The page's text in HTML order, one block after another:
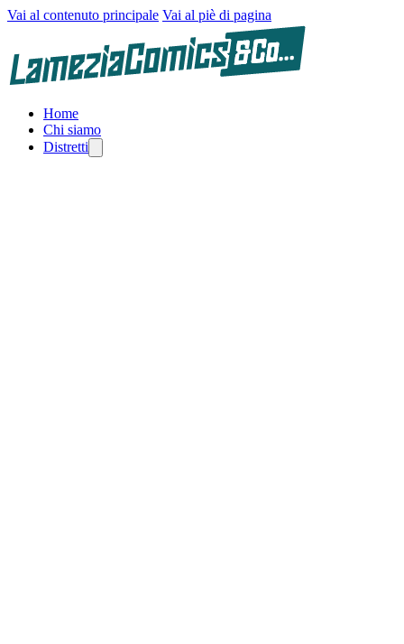
Vai al contenuto principale Vai al piè di pagina
Home
Chi siamo
Distretti